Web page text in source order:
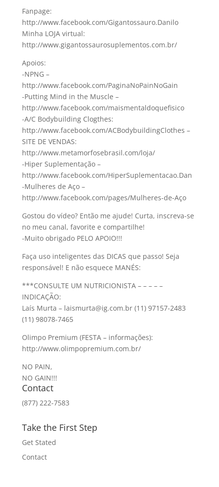
Fanpage:
http://www.facebook.com/Gigantossauro.Danilo
Minha LOJA virtual:
http://www.gigantossaurosuplementos.com.br/
Apoios:
-NPNG –
http://www.facebook.com/PaginaNoPainNoGain
-Putting Mind in the Muscle –
http://www.facebook.com/maismentaldoquefisico
-A/C Bodybuilding Clogthes:
http://www.facebook.com/ACBodybuildingClothes –
SITE DE VENDAS:
http://www.metamorfosebrasil.com/loja/
-Hiper Suplementação –
http://www.facebook.com/HiperSuplementacao.Dan
-Mulheres de Aço –
http://www.facebook.com/pages/Mulheres-de-Aço
Gostou do vídeo? Então me ajude! Curta, inscreva-se
no meu canal, favorite e compartilhe!
-Muito obrigado PELO APOIO!!!
Faça uso inteligentes das DICAS que passo! Seja
responsável! E não esquece MANÉS:
***CONSULTE UM NUTRICIONISTA – – – – –
INDICAÇÃO:
Laís Murta – laismurta@ig.com.br (11) 97157-2483
(11) 98078-7465
Olimpo Premium (FESTA – informações):
http://www.olimpopremium.com.br/
NO PAIN,
NO GAIN!!!
Contact
(877) 222-7583
Take the First Step
Get Stated
Contact